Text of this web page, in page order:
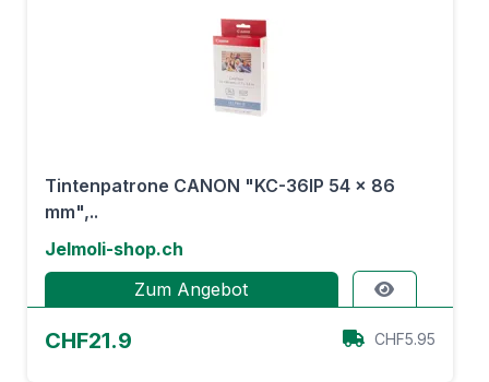
Tintenpatrone CANON "KC-36IP 54 x 86
mm",..
Jelmoli-shop.ch
Zum Angebot
CHF21.9 CHF5.95